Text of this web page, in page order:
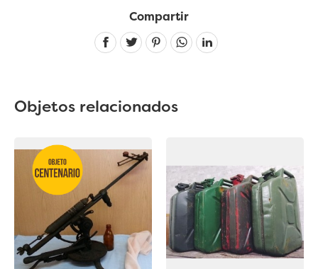
Compartir
Linkedin
Objetos relacionados